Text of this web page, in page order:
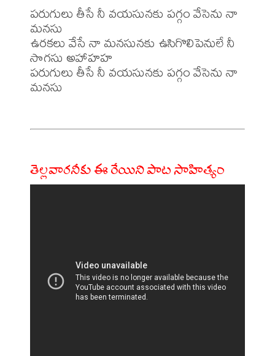
పరుగులు తీసే నీ వయసునకు పగ్గం వేసెను నా
మనసు
ఉరకలు వేసే నా మనసునకు ఉసిగొలిపెనులే నీ
సొగసు అహాహహ
పరుగులు తీసే నీ వయసునకు పగ్గం వేసెను నా
మనసు
తెల్లవారనీకు ఈ రేయిని పాట సాహిత్యం